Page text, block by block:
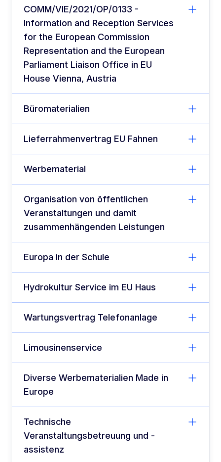
COMM/VIE/2021/OP/0133 -
Information and Reception Services
for the European Commission
Representation and the European
Parliament Liaison Office in EU
House Vienna, Austria
Büromaterialien
Lieferrahmenvertrag EU Fahnen
Werbematerial
Organisation von öffentlichen
Veranstaltungen und damit
zusammenhängenden Leistungen
Europa in der Schule
Hydrokultur Service im EU Haus
Wartungsvertrag Telefonanlage
Limousinenservice
Diverse Werbematerialien Made in
Europe
Technische
Veranstaltungsbetreuung und -
assistenz